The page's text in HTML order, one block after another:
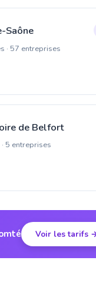
Saône
· 57 entreprises
de Belfort
5 entreprises
Voir les tarifs